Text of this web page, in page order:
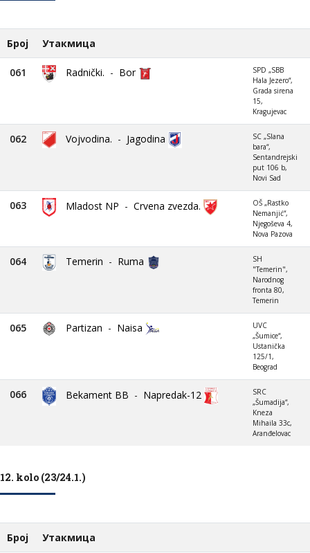
Број Утакмица
061 Radnički. - Bor
SPD „SBB
Hala Jezero“,
Grada sirena
15,
Kragujevac
062 Vojvodina. - Jagodina
SC „Slana
bara“,
Sentandrejski
put 106 b,
Novi Sad
063 Mladost NP - Crvena zvezda.
OŠ „Rastko
Nemanjić“,
Njegoševa 4,
Nova Pazova
064 Temerin - Ruma
SH
"Temerin",
Narodnog
fronta 80,
Temerin
065 Partizan - Naisa
UVC
„Šumice“,
Ustanička
125/1,
Beograd
066 Bekament BB - Napredak-12
SRC
„Šumadija“,
Kneza
Mihaila 33c,
Aranđelovac
12. kolo (23/24.1.)
Број Утакмица